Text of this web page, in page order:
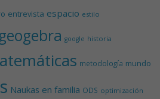
entrevista espacio estilo
geogebra google historia
metodología mundo
Naukas en familia ODS optimización